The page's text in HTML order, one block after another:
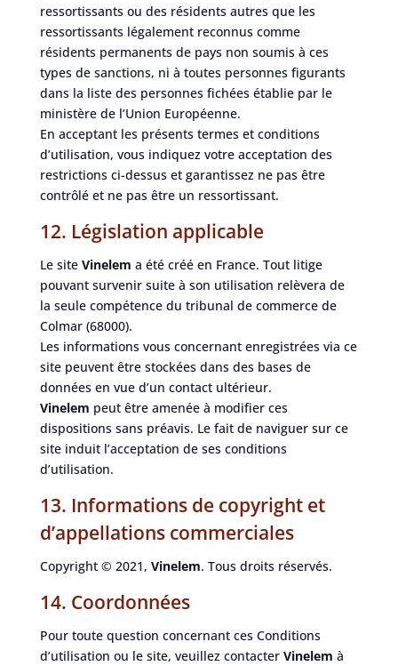
ressortissants ou des résidents autres que les
ressortissants légalement reconnus comme
résidents permanents de pays non soumis à ces
types de sanctions, ni à toutes personnes figurants
dans la liste des personnes fichées établie par le
ministère de l’Union Européenne.
En acceptant les présents termes et conditions
d’utilisation, vous indiquez votre acceptation des
restrictions ci-dessus et garantissez ne pas être
contrôlé et ne pas être un ressortissant.
12. Législation applicable
Le site Vinelem a été créé en France. Tout litige
pouvant survenir suite à son utilisation relèvera de
la seule compétence du tribunal de commerce de
Colmar (68000).
Les informations vous concernant enregistrées via ce
site peuvent être stockées dans des bases de
données en vue d’un contact ultérieur.
Vinelem peut être amenée à modifier ces
dispositions sans préavis. Le fait de naviguer sur ce
site induit l’acceptation de ses conditions
d’utilisation.
13. Informations de copyright et
d’appellations commerciales
Copyright © 2021, Vinelem. Tous droits réservés.
14. Coordonnées
Pour toute question concernant ces Conditions
d’utilisation ou le site, veuillez contacter Vinelem à